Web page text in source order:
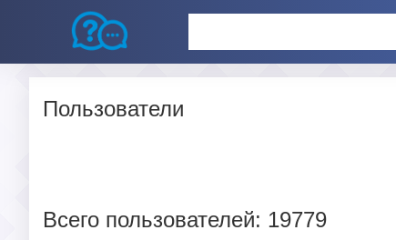
Пользователи
Всего пользователей: 19779